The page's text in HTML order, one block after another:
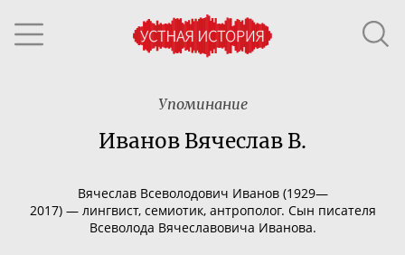
Упоминание
Иванов Вячеслав В.
Вячеслав Всеволодович Иванов (1929—
2017) —лингвист, семиотик, антрополог. Сын писателя
Всеволода Вячеславовича Иванова.